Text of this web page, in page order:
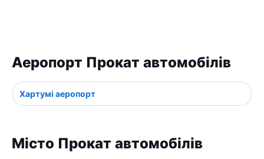
Аеропорт Прокат автомобілів
Хартумі аеропорт
Місто Прокат автомобілів